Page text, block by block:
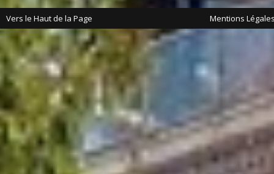
Vers le Haut de la Page Mentions